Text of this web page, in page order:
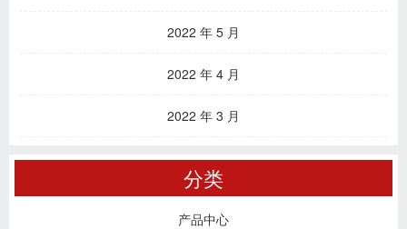
2022 年 5 月
2022 年 4 月
2022 年 3 月
分类
产品中心